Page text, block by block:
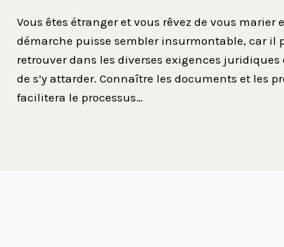
Vous êtes étranger et vous rêvez de vous marier
démarche puisse sembler insurmontable, car il
retrouver dans les diverses exigences juridiques
de s’y attarder. Connaître les documents et les
facilitera le processus…